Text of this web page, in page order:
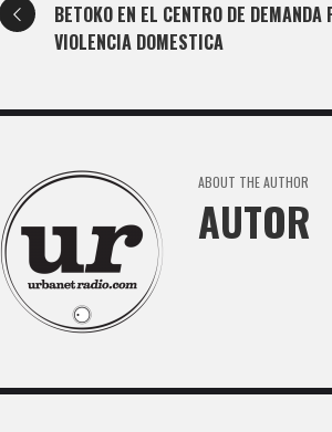
BETOKO EN EL CENTRO DE DEMANDA
VIOLENCIA DOMESTICA
ABOUT THE AUTHOR
AUTOR